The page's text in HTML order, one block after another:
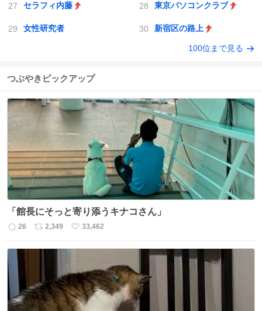
セラフィ内藤 東京パソコンクラブ
女性研究者 新宿区の路上
100位まで見る
つぶやきピックアップ
「館長にそっと寄り添うキナコさん」
返
数
26
リ
数
2,349
い
33,462